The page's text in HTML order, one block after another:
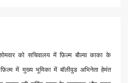
को सचिवालय में फ़िल्म बौल्या काका के
में मुख्य भूमिका में बॉलीवुड अभिनेता हेमंत